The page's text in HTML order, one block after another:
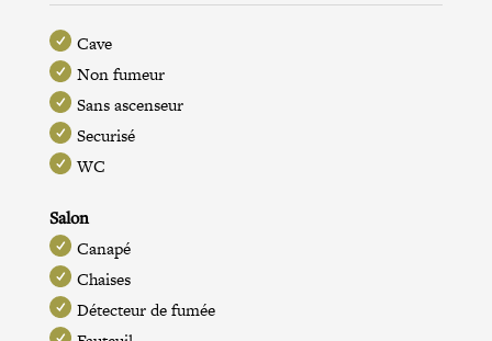
Cave
Non fumeur
Sans ascenseur
Securisé
WC
Salon
Canapé
Chaises
Détecteur de fumée